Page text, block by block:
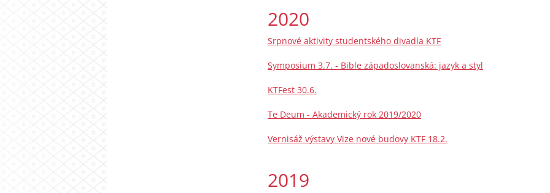
2020
Srpnové aktivity studentského divadla KTF
Symposium 3.7. - Bible západoslovanská: jazyk a styl
KTFest 30.6.
Te Deum - Akademický rok 2019/2020
Vernisáž výstavy Vize nové budovy KTF 18.2.
2019